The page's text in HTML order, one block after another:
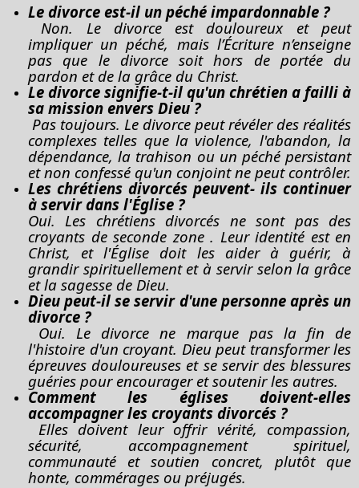
Le divorce est-il un péché impardonnable ?
Non. Le divorce est douloureux et peut
impliquer un péché, mais l’Écriture n’enseigne
pas que le divorce soit hors de portée du
pardon et de la grâce du Christ.
Le divorce signifie-t-il qu'un chrétien a failli à
sa mission envers Dieu ?
Pas toujours. Le divorce peut révéler des réalités
complexes telles que la violence, l'abandon, la
dépendance, la trahison ou un péché persistant
et non confessé qu'un conjoint ne peut contrôler.
Les chrétiens divorcés peuvent- ils continuer
à servir dans l'Église ?
Oui. Les chrétiens divorcés ne sont pas des
croyants de seconde zone. Leur identité est en
Christ, et l'Église doit les aider à guérir, à
grandir spirituellement et à servir selon la grâce
et la sagesse de Dieu.
Dieu peut-il se servir d'une personne après un
divorce ?
Oui. Le divorce ne marque pas la fin de
l'histoire d'un croyant. Dieu peut transformer les
épreuves douloureuses et se servir des blessures
guéries pour encourager et soutenir les autres.
Comment les églises doivent-elles
accompagner les croyants divorcés ?
Elles doivent leur offrir vérité, compassion,
sécurité, accompagnement spirituel,
communauté et soutien concret, plutôt que
honte, commérages ou préjugés.